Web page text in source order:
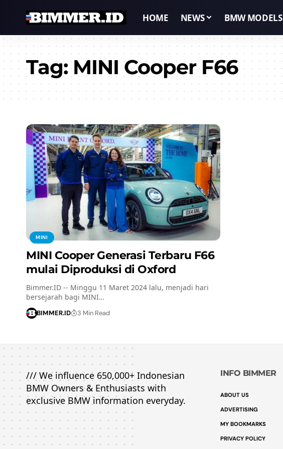
HOME NEWS BMW MODELS
Tag:MINI Cooper F66
MINI
MINI Cooper Generasi Terbaru F66
mulai Diproduksi di Oxford
Bimmer.ID -- Minggu 11 Maret 2024 lalu, menjadi hari
bersejarah bagi MINI…
BIMMER.ID 3 Min Read
/// We influence 650,000+ Indonesian
BMW Owners & Enthusiasts with
exclusive BMW information everyday.
INFO BIMMER
ABOUT US
ADVERTISING
MY BOOKMARKS
PRIVACY POLICY